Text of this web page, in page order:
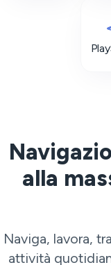
alla
Naviga, lavora,
attività